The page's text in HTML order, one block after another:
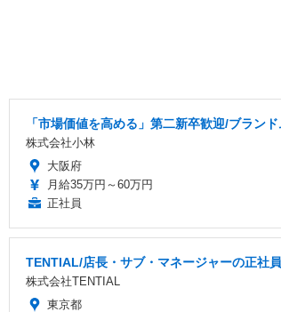
「市場価値を高める」第二新卒歓迎/ブラン
株式会社小林
大阪府
月給35万円～60万円
正社員
TENTIAL/店長・サブ・マネージャーの正社
株式会社TENTIAL
東京都